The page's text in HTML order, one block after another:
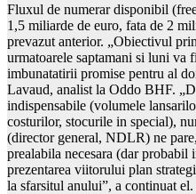
Fluxul de numerar disponibil
1,5 miliarde de euro, fata de 2
prevazut anterior. „Obiectivul
urmatoarele saptamani si luni va
imbunatatirii promise pentru al
Lavaud, analist la Oddo BHF.
indispensabile (volumele
costurilor, stocurile in special),
(director general, NDLR) ne
prealabila necesara (dar probabil
prezentarea viitorului plan
la sfarsitul anului”, a continuat el.